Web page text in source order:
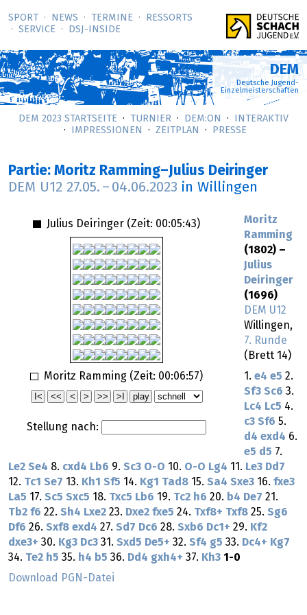
SPORT NEWS TERMINE
RESSORTS
SERVICE
DSJ-­INSIDE
DEM
Deutsche Jugend-
Einzelmeisterschaften
DEM 2023 STARTSEITE TURNIER DEM:ON
INTERAKTIV
IMPRESSIONEN
ZEITPLAN PRESSE
Partie: Moritz Ramming–Julius Deiringer
DEM U12 27.05. – 04.06.2023 in Willingen
Julius Deiringer (Zeit: 00:05:43)
Moritz Ramming (Zeit: 00:06:57)
Stellung nach:
Moritz
Ramming
(1802) –
Julius
Deiringer
(1696)
DEM U12
Willingen,
7. Runde
(Brett 14)
1. e4 e5 2.
Sf3 Sc6 3.
Lc4 Lc5 4.
c3 Sf6 5.
d4 exd4 6.
e5 d5 7.
Le2 Se4 8. cxd4 Lb6 9. Sc3 O-O 10. O-O Lg4 11. Le3 Dd7
12. Tc1 Se7 13. Kh1 Sf5 14. Kg1 Tad8 15. Sa4 Sxe3 16. fxe3
La5 17. Sc5 Sxc5 18. Txc5 Lb6 19. Tc2 h6 20. b4 De7 21.
Tb2 f6 22. Sh4 Lxe2 23. Dxe2 fxe5 24. Txf8+ Txf8 25. Sg6
Df6 26. Sxf8 exd4 27. Sd7 Dc6 28. Sxb6 Dc1+ 29. Kf2
dxe3+ 30. Kg3 Dc3 31. Sxd5 De5+ 32. Sf4 g5 33. Dc4+ Kg7
34. Te2 h5 35. h4 b5 36. Dd4 gxh4+ 37. Kh3 1-0
Download PGN-Datei